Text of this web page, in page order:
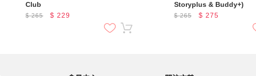
Club
$265 $ 229
Storyplus & Buddy+)
$265 $ 275